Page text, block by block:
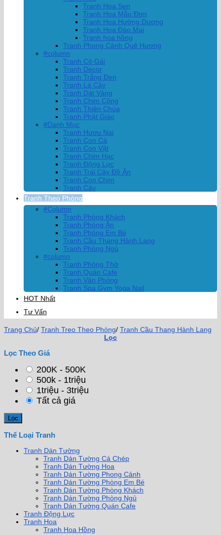
Tranh Hoa Sen
Tranh Hoa Mẫu Đơn
Tranh Hoa Hướng Dương
Tranh Hoa Đào Mai
Tranh hoa hồng
Tranh Phong Cảnh Quê Hương
#column
Tranh Cô Gái
Tranh Decor
Tranh Trắng Đen
Tranh Lá Cây
Tranh Dát Vàng
Tranh Chim Công
Tranh Thiên Chúa
Tranh Phật Giáo
#Danh Mục
Tranh Hươu Nai
Tranh Con Cá
Tranh Con Vật
Tranh Chim Hạc
Tranh Động Lực
Tranh Trái Cây Đồ Ăn
Tranh Con Chim
Tranh Cây
Tranh Theo Phòng
#Column
Tranh Phòng Khách
Tranh Phòng Ăn
Tranh Phòng Em Bé
Tranh Cầu Thang Hành Lang
Tranh Phòng Ngủ
#column
Tranh Phòng Thờ
Tranh Quán Cafe
Tranh Văn Phòng
Tranh Spa Gym Yoga Nail
HOT Nhất
Tư Vấn
Trang Chủ/ Tranh Treo Theo Phòng/ Tranh Cầu Thang Hành Lang
Lọc
Lọc Theo Giá
200K - 500K
500k - 1triệu
1triệu - 3triệu
Tất cả giá
Thể Loại Tranh
Tranh Dán Tường
Tranh Dán Tường Cá Chép
Tranh Dán Tường Hoa
Tranh Dán Tường Phong Cảnh
Tranh Dán Tường Phòng Em Bé
Tranh Dán Tường Phòng Khách
Tranh Dán Tường Phòng Ngủ
Tranh Dán Tường Quán Cafe
Tranh Động Lực
Tranh Hoa
Tranh Hoa Hồng